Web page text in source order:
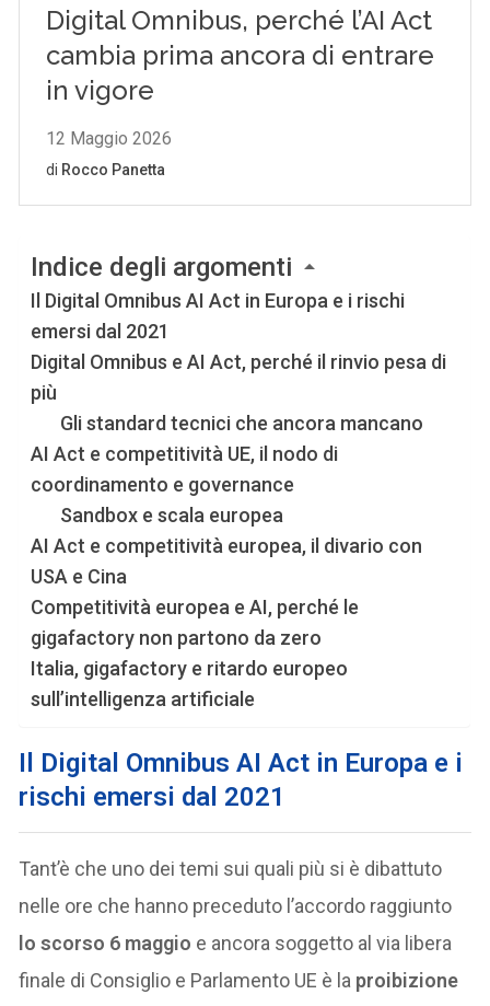
Indice degli argomenti
Il Digital Omnibus AI Act in Europa e i rischi
emersi dal 2021
Digital Omnibus e AI Act, perché il rinvio pesa di
più
Gli standard tecnici che ancora mancano
AI Act e competitività UE, il nodo di
coordinamento e governance
Sandbox e scala europea
AI Act e competitività europea, il divario con
USA e Cina
Competitività europea e AI, perché le
gigafactory non partono da zero
Italia, gigafactory e ritardo europeo
sull’intelligenza artificiale
Il Digital Omnibus AI Act in Europa e i
rischi emersi dal 2021
Tant’è che uno dei temi sui quali più si è dibattuto
nelle ore che hanno preceduto l’accordo raggiunto
lo scorso 6 maggio e ancora soggetto al via libera
finale di Consiglio e Parlamento UE è la proibizione